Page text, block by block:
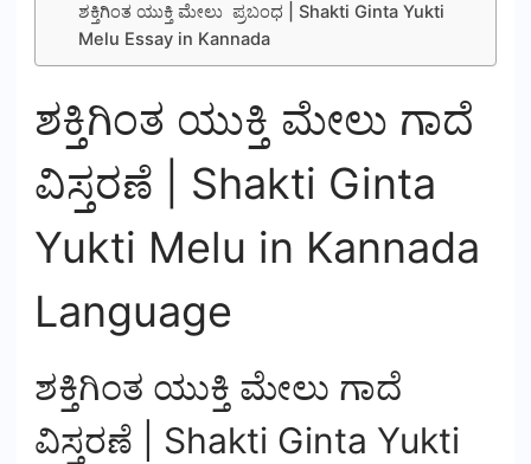
ಶಕ್ತಿಗಿಂತ ಯುಕ್ತಿ ಮೇಲು ಪ್ರಬಂಧ | Shakti Ginta Yukti
Melu Essay in Kannada
ಶಕ್ತಿಗಿಂತ ಯುಕ್ತಿ ಮೇಲು ಗಾದೆ
ವಿಸ್ತರಣೆ | Shakti Ginta
Yukti Melu in Kannada
Language
ಶಕ್ತಿಗಿಂತ ಯುಕ್ತಿ ಮೇಲು ಗಾದೆ
ವಿಸ್ತರಣೆ | Shakti Ginta Yukti